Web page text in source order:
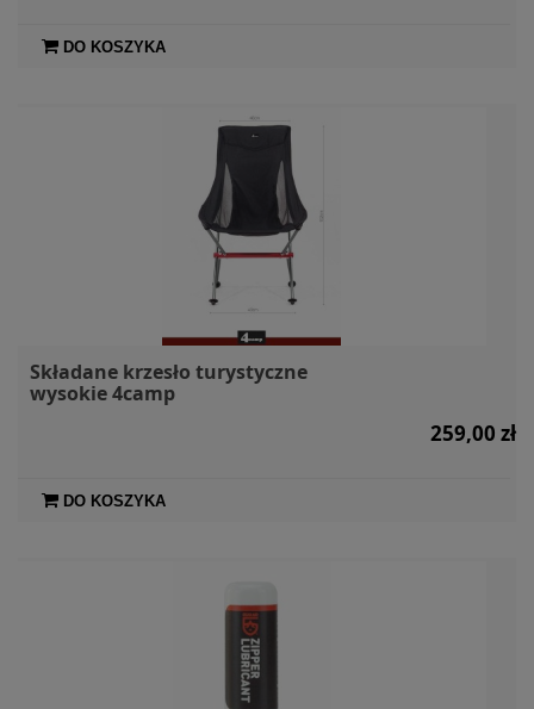
DO KOSZYKA
Składane krzesło turystyczne
wysokie 4camp
259,00 zł
DO KOSZYKA